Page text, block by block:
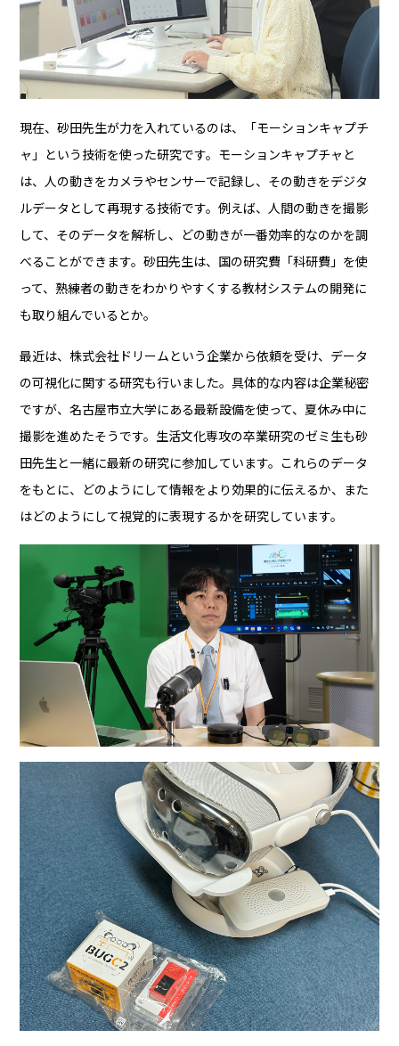
現在、砂田先生が力を入れているのは、「モーションキャプチ
ャ」という技術を使った研究です。モーションキャプチャと
は、人の動きをカメラやセンサーで記録し、その動きをデジタ
ルデータとして再現する技術です。例えば、人間の動きを撮影
して、そのデータを解析し、どの動きが一番効率的なのかを調
べることができます。砂田先生は、国の研究費「科研費」を使
って、熟練者の動きをわかりやすくする教材システムの開発に
も取り組んでいるとか。
最近は、株式会社ドリームという企業から依頼を受け、データ
の可視化に関する研究も行いました。具体的な内容は企業秘密
ですが、名古屋市立大学にある最新設備を使って、夏休み中に
撮影を進めたそうです。生活文化専攻の卒業研究のゼミ生も砂
田先生と一緒に最新の研究に参加しています。これらのデータ
をもとに、どのようにして情報をより効果的に伝えるか、また
はどのようにして視覚的に表現するかを研究しています。